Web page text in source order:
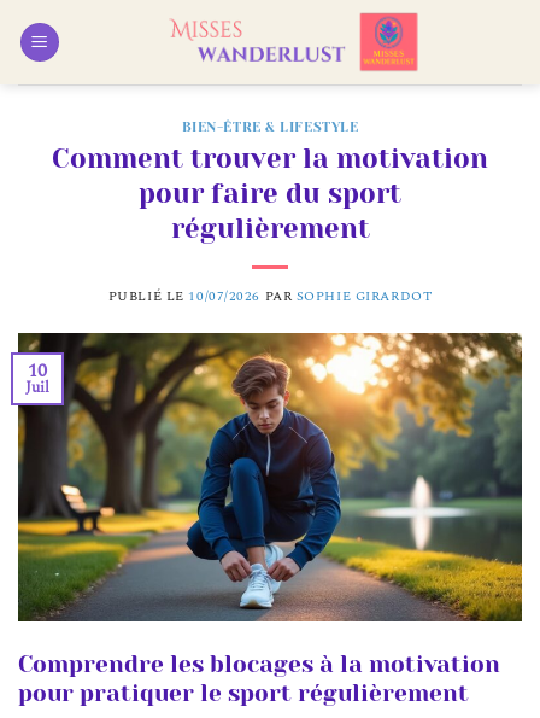
BIEN-ÊTRE & LIFESTYLE
Comment trouver la motivation
pour faire du sport
régulièrement
PUBLIÉ LE 10/07/2026 PAR SOPHIE GIRARDOT
10
Juil
Comprendre les blocages à la motivation
pour pratiquer le sport régulièrement